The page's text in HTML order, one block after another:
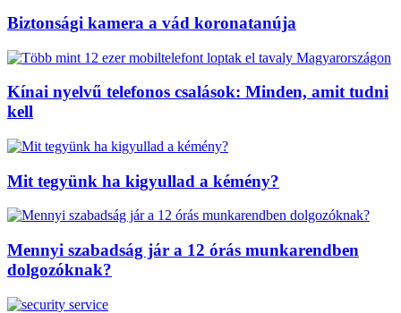
Biztonsági kamera a vád koronatanúja
Kínai nyelvű telefonos csalások: Minden, amit tudni
kell
Mit tegyünk ha kigyullad a kémény?
Mennyi szabadság jár a 12 órás munkarendben
dolgozóknak?